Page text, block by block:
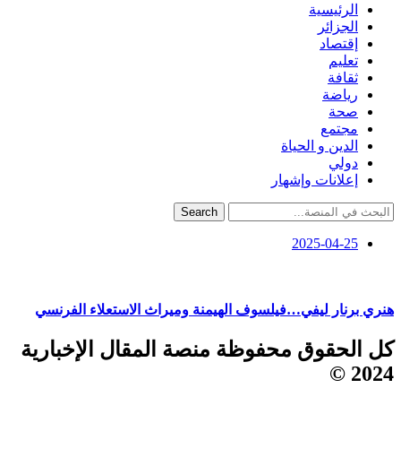
الرئيسية
الجزائر
إقتصاد
تعليم
ثقافة
رياضة
صحة
مجتمع
الدين و الحياة
دولي
إعلانات وإشهار
Search
2025-04-25
هنري برنار ليفي…فيلسوف الهيمنة وميراث الاستعلاء الفرنسي
كل الحقوق محفوظة منصة المقال الإخبارية
2024 ©